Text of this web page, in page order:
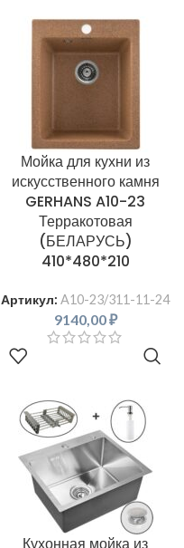
Мойка для кухни из
искусственного камня
GERHANS A10-23
Терракотовая
(БЕЛАРУСЬ)
410*480*210
Артикул: A10-23/311-11-24
9140,00₽
Кухонная мойка из